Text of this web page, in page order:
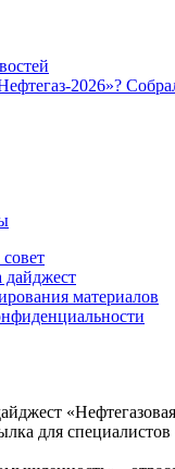
2026»?
дайджест
материалов
для специалистов